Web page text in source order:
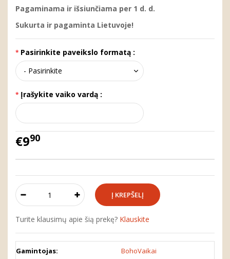
Pagaminama ir išsiunčiama per 1 d. d.
Sukurta ir pagaminta Lietuvoje!
Pasirinkite paveikslo formatą :
Įrašykite vaiko vardą :
€990
Turite klausimų apie šią prekę? Klauskite
Gamintojas: BohoVaikai